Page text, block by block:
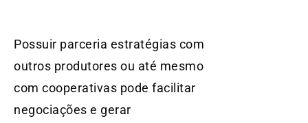
Possuir parceria estratégias com
outros produtores ou até mesmo
com cooperativas pode facilitar
negociações e gerar